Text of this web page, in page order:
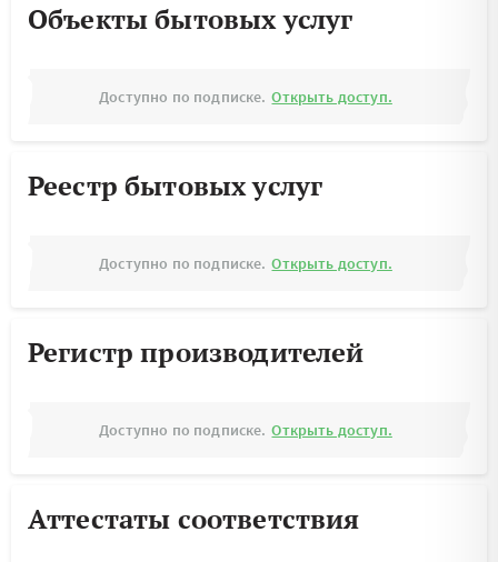
Объекты бытовых услуг
Доступно по подписке. Открыть доступ.
Реестр бытовых услуг
Доступно по подписке. Открыть доступ.
Регистр производителей
Доступно по подписке. Открыть доступ.
Аттестаты соответствия